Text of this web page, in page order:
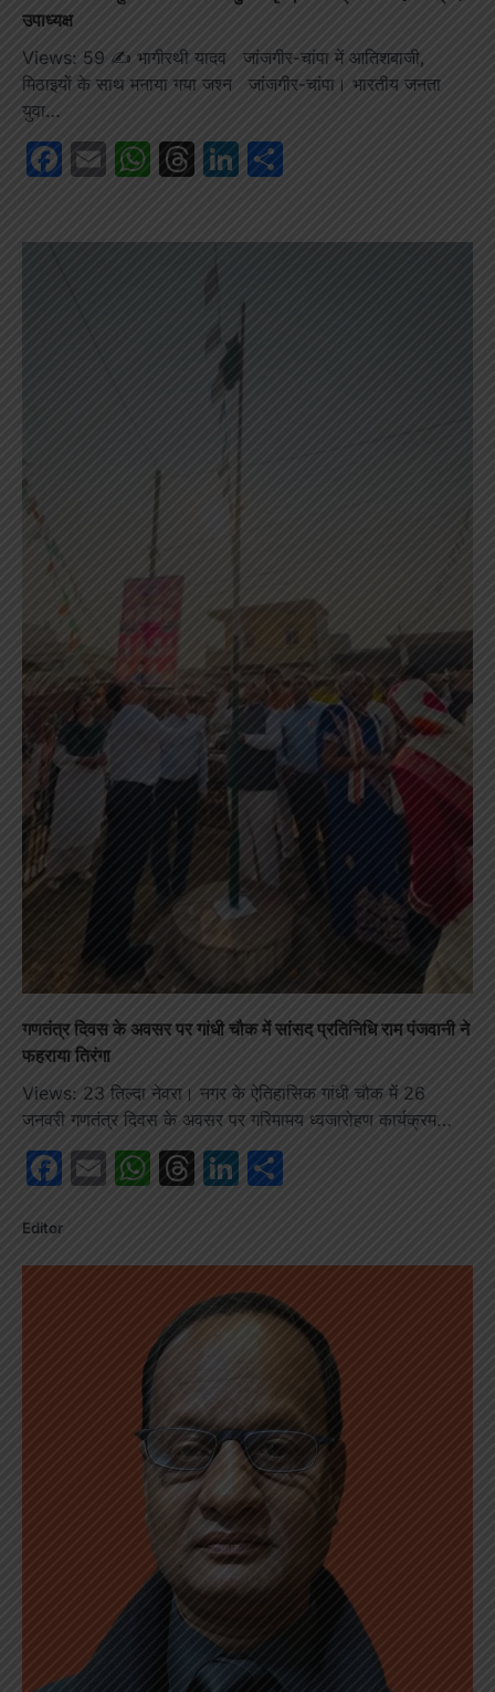
उपाध्यक्ष
Views: 59 ✍️ भागीरथी यादव जांजगीर-चांपा में आतिशबाजी,
मिठाइयों के साथ मनाया गया जश्न जांजगीर-चांपा। भारतीय जनता
युवा…
Facebook
EmailWhatsApp
Threads
LinkedIn
गणतंत्र दिवस के अवसर पर गांधी चौक में सांसद प्रतिनिधि राम पंजवानी ने
फहराया तिरंगा
Views: 23 तिल्दा नेवरा। नगर के ऐतिहासिक गांधी चौक में 26
जनवरी गणतंत्र दिवस के अवसर पर गरिमामय ध्वजारोहण कार्यक्रम…
Facebook
EmailWhatsApp
Threads
LinkedIn
Editor